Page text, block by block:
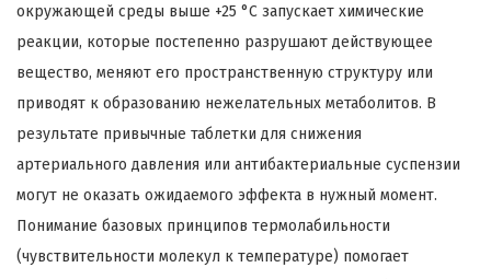
окружающей среды выше +25 °C запускает химические
реакции, которые постепенно разрушают действующее
вещество, меняют его пространственную структуру или
приводят к образованию нежелательных метаболитов. В
результате привычные таблетки для снижения
артериального давления или антибактериальные суспензии
могут не оказать ожидаемого эффекта в нужный момент.
Понимание базовых принципов термолабильности
(чувствительности молекул к температуре) помогает